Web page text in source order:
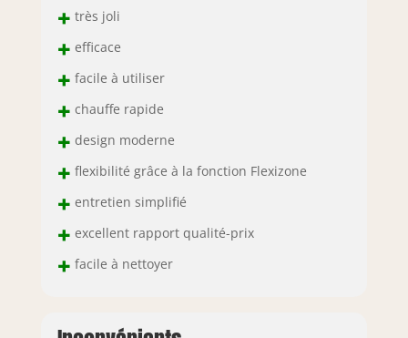
+ très joli
+ efficace
+ facile à utiliser
+ chauffe rapide
+ design moderne
+ flexibilité grâce à la fonction Flexizone
+ entretien simplifié
+ excellent rapport qualité-prix
+ facile à nettoyer